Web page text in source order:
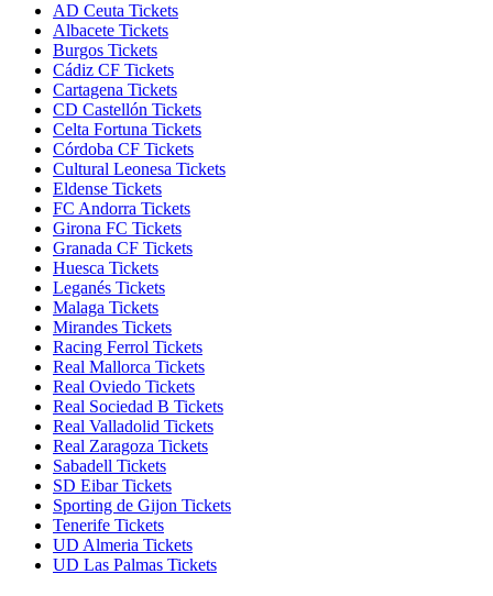
AD Ceuta Tickets
Albacete Tickets
Burgos Tickets
Cádiz CF Tickets
Cartagena Tickets
CD Castellón Tickets
Celta Fortuna Tickets
Córdoba CF Tickets
Cultural Leonesa Tickets
Eldense Tickets
FC Andorra Tickets
Girona FC Tickets
Granada CF Tickets
Huesca Tickets
Leganés Tickets
Malaga Tickets
Mirandes Tickets
Racing Ferrol Tickets
Real Mallorca Tickets
Real Oviedo Tickets
Real Sociedad B Tickets
Real Valladolid Tickets
Real Zaragoza Tickets
Sabadell Tickets
SD Eibar Tickets
Sporting de Gijon Tickets
Tenerife Tickets
UD Almeria Tickets
UD Las Palmas Tickets